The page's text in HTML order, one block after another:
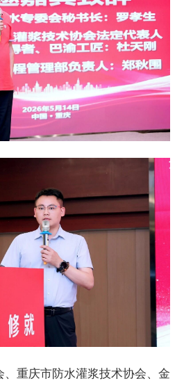
重庆市防水灌浆技术协会、金